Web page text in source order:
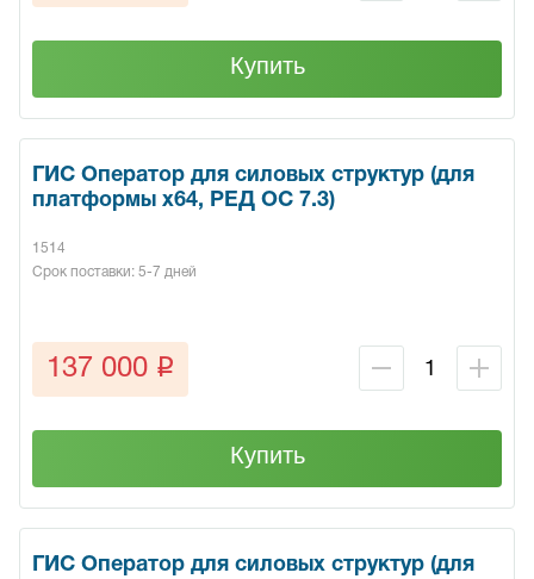
Купить
ГИС Оператор для силовых структур (для
платформы x64, РЕД ОС 7.3)
1514
Срок поставки: 5-7 дней
137 000 q
Купить
ГИС Оператор для силовых структур (для